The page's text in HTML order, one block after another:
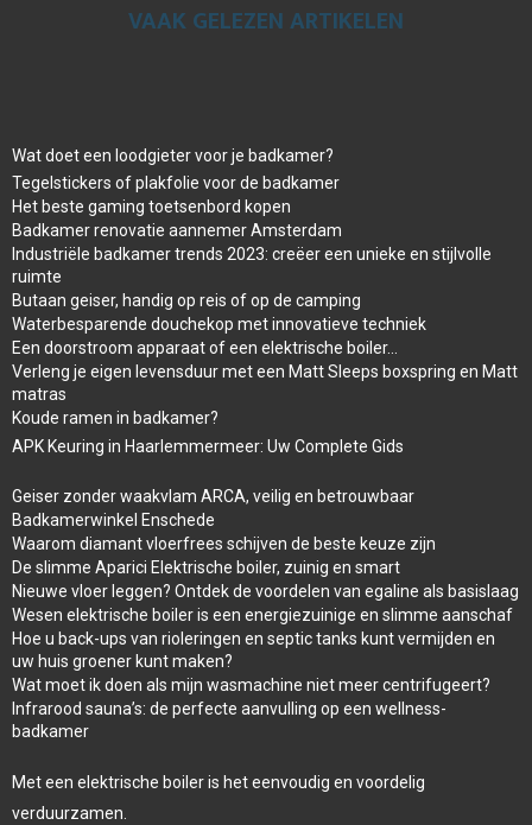
VAAK GELEZEN ARTIKELEN
Wat doet een loodgieter voor je badkamer?
Tegelstickers of plakfolie voor de badkamer
Het beste gaming toetsenbord kopen
Badkamer renovatie aannemer Amsterdam
Industriële badkamer trends 2023: creëer een unieke en stijlvolle
ruimte
Butaan geiser, handig op reis of op de camping
Waterbesparende douchekop met innovatieve techniek
Een doorstroom apparaat of een elektrische boiler…
Verleng je eigen levensduur met een Matt Sleeps boxspring en Matt
matras
Koude ramen in badkamer?
APK Keuring in Haarlemmermeer: Uw Complete Gids
Geiser zonder waakvlam ARCA, veilig en betrouwbaar
Badkamerwinkel Enschede
Waarom diamant vloerfrees schijven de beste keuze zijn
De slimme Aparici Elektrische boiler, zuinig en smart
Nieuwe vloer leggen? Ontdek de voordelen van egaline als basislaag
Wesen elektrische boiler is een energiezuinige en slimme aanschaf
Hoe u back-ups van rioleringen en septic tanks kunt vermijden en
uw huis groener kunt maken?
Wat moet ik doen als mijn wasmachine niet meer centrifugeert?
Infrarood sauna’s: de perfecte aanvulling op een wellness-
badkamer
Met een elektrische boiler is het eenvoudig en voordelig
verduurzamen.